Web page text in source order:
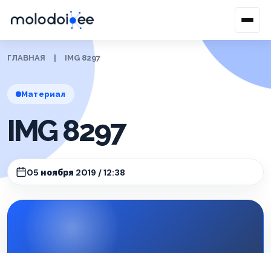
ГЛАВНАЯ IMG 8297
Материал
IMG 8297
05 ноября 2019 / 12:38